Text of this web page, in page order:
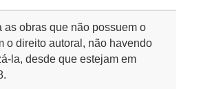
obras que não possuem o
o direito autoral, não havendo
la, desde que estejam em